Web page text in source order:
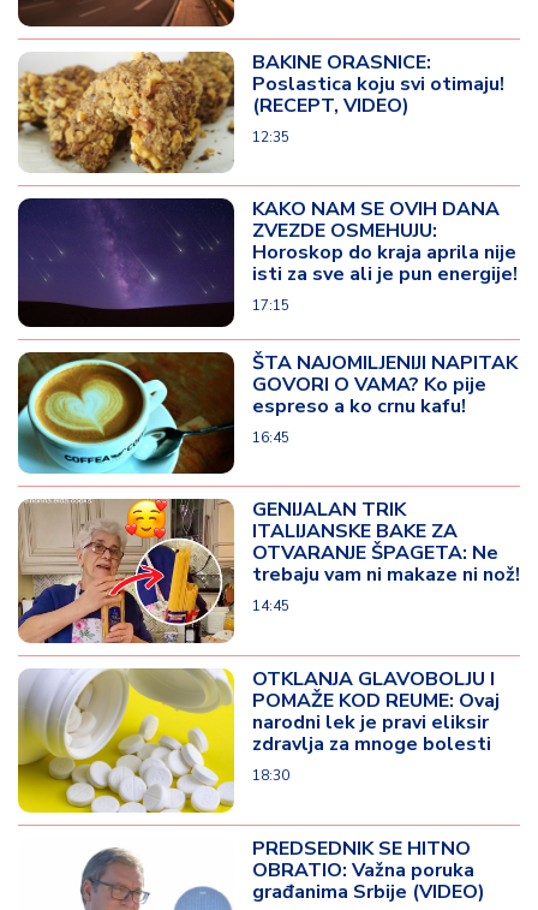
BAKINE ORASNICE:
Poslastica koju svi otimaju!
(RECEPT, VIDEO)
12:35
KAKO NAM SE OVIH DANA
ZVEZDE OSMEHUJU:
Horoskop do kraja aprila nije
isti za sve ali je pun energije!
17:15
ŠTA NAJOMILJENIJI NAPITAK
GOVORI O VAMA? Ko pije
espreso a ko crnu kafu!
16:45
GENIJALAN TRIK
ITALIJANSKE BAKE ZA
OTVARANJE ŠPAGETA: Ne
trebaju vam ni makaze ni nož!
14:45
OTKLANJA GLAVOBOLJU I
POMAŽE KOD REUME: Ovaj
narodni lek je pravi eliksir
zdravlja za mnoge bolesti
18:30
PREDSEDNIK SE HITNO
OBRATIO: Važna poruka
građanima Srbije (VIDEO)